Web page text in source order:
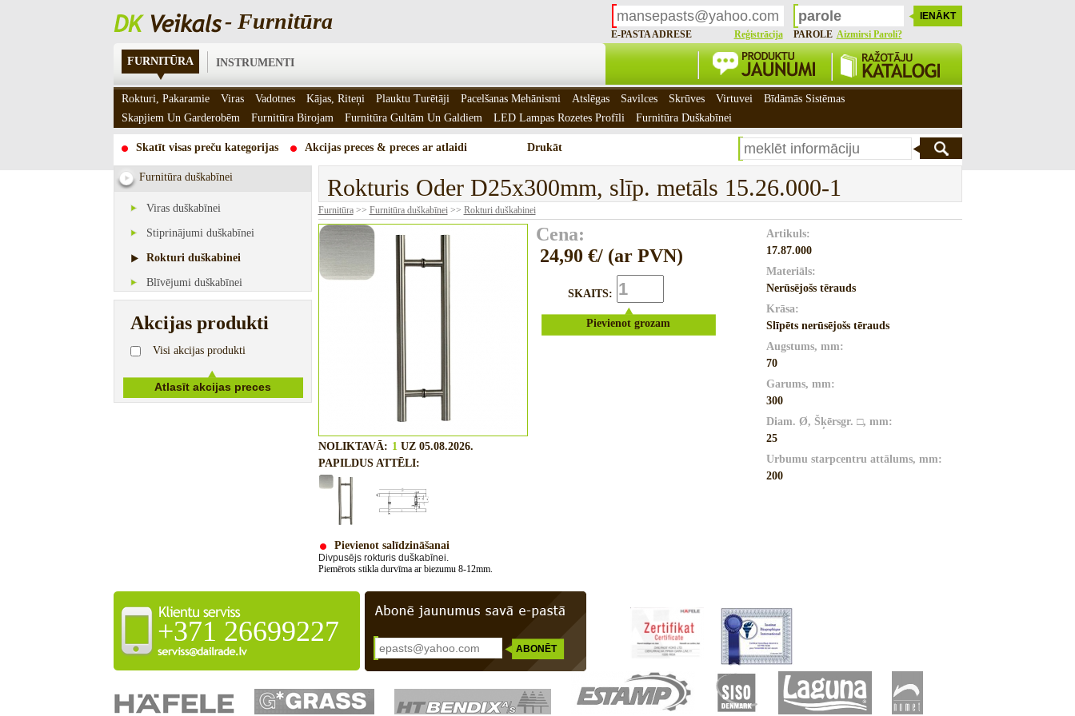
- Furnitūra
E-PASTA ADRESE Reģistrācija PAROLE Aizmirsi Paroli?
FURNITŪRA INSTRUMENTI
Skatīt visas preču kategorijas Akcijas preces & preces ar atlaidi Drukāt
Furnitūra duškabīnei
Viras duškabīnei
Stiprinājumi duškabīnei
Rokturi duškabinei
Blīvējumi duškabīnei
Akcijas produkti
Visi akcijas produkti
Rokturis Oder D25x300mm, slīp. metāls 15.26.000-1
Furnitūra>> Furnitūra duškabīnei>> Rokturi duškabinei
Cena:
24,90 €/ (ar PVN)
SKAITS:
Pievienot grozam
NOLIKTAVĀ: 1 UZ 05.08.2026.
PAPILDUS ATTĒLI:
Pievienot salīdzināšanai
Divpusējs rokturis duškabīnei.
Piemērots stikla durvīma ar biezumu 8-12mm.
Artikuls:
17.87.000
Materiāls:
Nerūsējošs tērauds
Krāsa:
Slīpēts nerūsējošs tērauds
Augstums, mm:
70
Garums, mm:
300
Diam. Ø, Šķērsgr. □, mm:
25
Urbumu starpcentru attālums, mm:
200
+371 26699227
Rokturi, Pakaramie Viras Vadotnes Kājas, Riteņi Plauktu Turētāji Pacelšanas Mehānismi Atslēgas Savilces Skrūves Virtuvei
Bīdāmās Sistēmas
Skapjiem Un Garderobēm
Furnitūra Birojam Furnitūra Gultām Un Galdiem LED Lampas Rozetes Profīli Furnitūra Duškabīnei